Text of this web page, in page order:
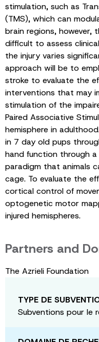
stimulation, such as
(TMS), which can
brain regions, however,
difficult to assess
the injury varies
approach will be to
stroke to evaluate the
interventions that may
stimulation of the
Paired Associative
hemisphere in
in 7 day old pups
hand function through
paradigm that animals
cage. To evaluate the
cortical control of
optogenetic motor
injured hemispheres.
Partners and
The Azrieli Foundation
TYPE DE
Subventions pour le